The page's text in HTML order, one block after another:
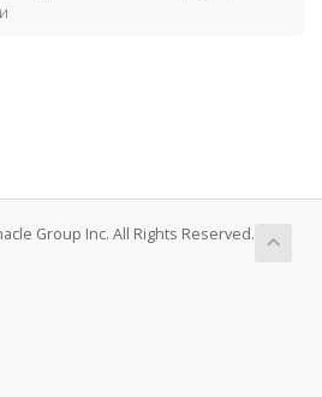
Group Inc. All Rights Reserved.